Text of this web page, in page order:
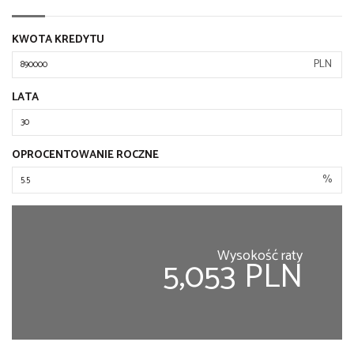
KWOTA KREDYTU
PLN
LATA
OPROCENTOWANIE ROCZNE
%
Wysokość raty
5,053 PLN